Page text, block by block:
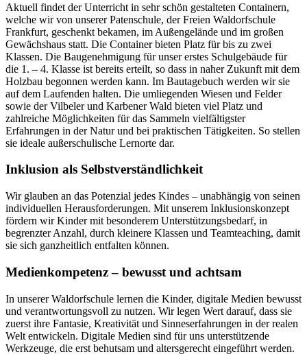
Aktuell findet der Unterricht in sehr schön gestalteten Containern,
welche wir von unserer Patenschule, der Freien Waldorfschule
Frankfurt, geschenkt bekamen, im Außengelände und im großen
Gewächshaus statt. Die Container bieten Platz für bis zu zwei
Klassen. Die Baugenehmigung für unser erstes Schulgebäude für
die 1. – 4. Klasse ist bereits erteilt, so dass in naher Zukunft mit dem
Holzbau begonnen werden kann. Im Bautagebuch werden wir sie
auf dem Laufenden halten. Die umliegenden Wiesen und Felder
sowie der Vilbeler und Karbener Wald bieten viel Platz und
zahlreiche Möglichkeiten für das Sammeln vielfältigster
Erfahrungen in der Natur und bei praktischen Tätigkeiten. So stellen
sie ideale außerschulische Lernorte dar.
Inklusion als Selbstverständlichkeit
Wir glauben an das Potenzial jedes Kindes – unabhängig von seinen
individuellen Herausforderungen. Mit unserem Inklusionskonzept
fördern wir Kinder mit besonderem Unterstützungsbedarf, in
begrenzter Anzahl, durch kleinere Klassen und Teamteaching, damit
sie sich ganzheitlich entfalten können.
Medienkompetenz – bewusst und achtsam
In unserer Waldorfschule lernen die Kinder, digitale Medien bewusst
und verantwortungsvoll zu nutzen. Wir legen Wert darauf, dass sie
zuerst ihre Fantasie, Kreativität und Sinneserfahrungen in der realen
Welt entwickeln. Digitale Medien sind für uns unterstützende
Werkzeuge, die erst behutsam und altersgerecht eingeführt werden.